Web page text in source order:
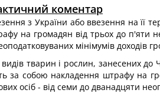
коментар
з України або ввезення на її
на громадян від трьох до п'яти
мінімумів доходів
видів тварин і рослин, занесених
за собою накладення штрафу на
осіб - від семи до дванадцяти